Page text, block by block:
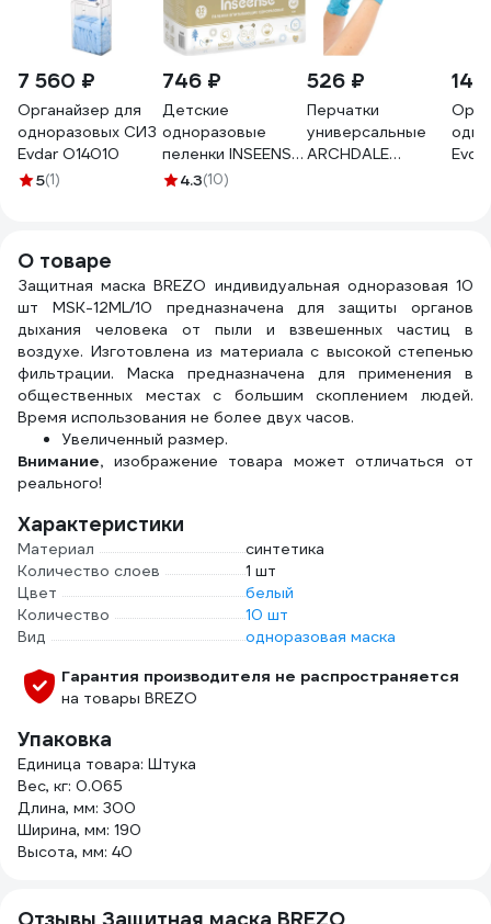
7 560 ₽
Органайзер для
одноразовых СИЗ
Evdar O14010
5(1)
746 ₽
Детские
одноразовые
пеленки INSEENSE
60х60, 32 шт.
4.3(10)
526 ₽
Перчатки
универсальные
ARCHDALE
M, 100 шт. B151M
14
О товаре
Защитная маска BREZO индивидуальная одноразовая 10
шт MSK-12ML/10 предназначена для защиты органов
дыхания человека от пыли и взвешенных частиц в
воздухе. Изготовлена из материала с высокой степенью
фильтрации. Маска предназначена для применения в
общественных местах с большим скоплением людей.
Время использования не более двух часов.
Увеличенный размер.
Внимание, изображение товара может отличаться от
реального!
Характеристики
Материал
синтетика
Количество слоев
1 шт
Цвет
белый
Количество
10 шт
Вид
одноразовая маска
Гарантия производителя не распространяется
на товары BREZO
Упаковка
Единица товара: Штука
Вес, кг: 0.065
Длина, мм: 300
Ширина, мм: 190
Высота, мм: 40